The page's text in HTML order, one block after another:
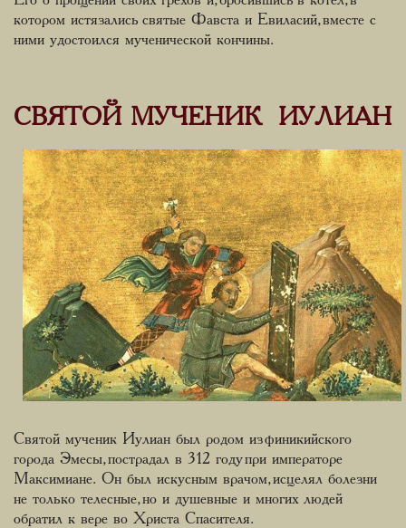
котором истязались святые Фавста и Евиласий, вместе с
ними удостоился мученической кончины.
СВЯТОЙ МУЧЕНИК ИУЛИАН
Святой мученик Иулиан был родом из финикийского
города Эмесы, пострадал в 312 году при императоре
Максимиане. Он был искусным врачом, исцелял болезни
не только телесные, но и душевные и многих людей
обратил к вере во Христа Спасителя.